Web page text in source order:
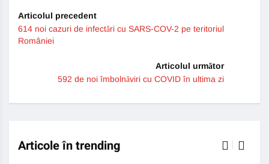
Articolul precedent
614 noi cazuri de infectări cu SARS-COV-2 pe teritoriul
României
Articolul următor
592 de noi îmbolnăviri cu COVID în ultima zi
Articole în trending